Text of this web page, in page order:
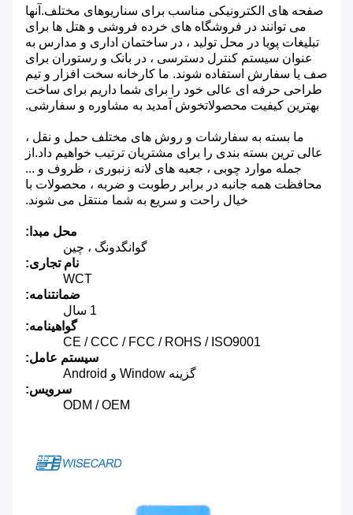
صفحه های الکترونیکی مناسب برای سناریوهای مختلف.آنها
می توانند در فروشگاه های خرده فروشی و هتل ها برای
تبلیغات پویا در محل تولید ، در ساختمان اداری و مدارس به
عنوان سیستم کنترل دسترسی ، در بانک و رستوران برای
صف یا سفارش استفاده شوند. ما کارخانه سخت افزار و تیم
طراحی حرفه ای عالی خود را برای شما داریم برای ساخت
بهترین کیفیت محصولاتخوش آمدید به مشاوره و سفارشی.
ما بسته به سفارشات و روش های مختلف حمل و نقل ،
عالی ترین بسته بندی را برای مشتریان ترتیب خواهیم داد.از
جمله موارد چوبی ، جعبه های لانه زنبوری ، ظروف و ...
محافظت همه جانبه در برابر رطوبت و ضربه ، محصولات با
خیال راحت و سریع به شما منتقل می شوند.
محل مبدا:
گوانگدونگ ، چین
نام تجاری:
WCT
ضمانتنامه:
1 سال
گواهینامه:
CE / CCC / FCC / ROHS / ISO9001
سیستم عامل:
گزینه Window و Android
سرویس:
ODM / OEM